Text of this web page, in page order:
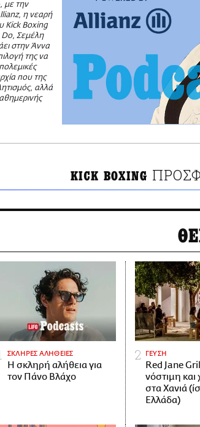
με την
η νεαρή
Κick Βoxing
Do, Σεμέλη
στην Άννα
της να
που της
αλλά
ΚICK ΒOXING
ΣΚΛΗΡΕΣ ΑΛΗΘΕΙΕΣ
H σκληρή αλήθεια για
τον Πάνο Βλάχο
ΓΕΥΣΗ
Red Jane
νόστιμη
στα Χανιά
Ελλάδα)